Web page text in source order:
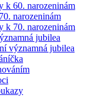
k 60. narozeninám
k 70. narozeninám
významná jubilea